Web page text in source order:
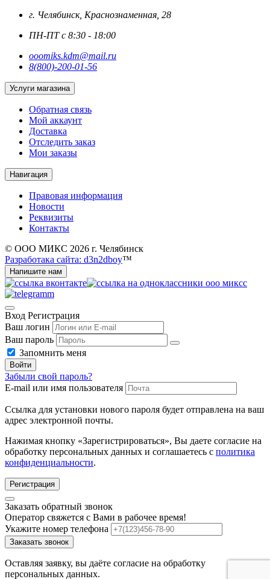
г. Челябинск, Краснознаменная, 28
ПН-ПТ с 8:30 - 18:00
ooomiks.kdm@mail.ru
8(800)-200-01-56
Услуги магазина
Обратная связь
Мой аккаунт
Доставка
Отследить заказ
Мои заказы
Навигация
Правовая информация
Новости
Реквизиты
Контакты
© ООО МИКС 2026 г. Челябинск
Разработака сайта: d3n2dboy™
Напишите нам
Вход Регистрация
Ваш логин
Ваш пароль
Запомнить меня
Войти
Забыли свой пароль?
E-mail или имя пользователя
Ссылка для установки нового пароля будет отправлена ​​на ваш
адрес электронной почты.
Нажимая кнопку «Зарегистрироваться», Вы даете согласие на
обработку персональных данных и соглашаетесь с политика
конфиденциальности.
Регистрация
Заказать обратный звонок
Оператор свяжется с Вами в рабочее время!
Укажите номер телефона
Заказать звонок
Оставляя заявку, вы даёте согласие на обработку
персональных данных.